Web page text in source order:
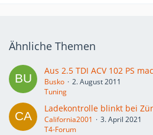
Ähnliche Themen
Aus 2.5 TDI ACV 102 PS
Busko
2. August 2011
Tuning
Ladekontrolle blinkt bei
California2001
3. April 2021
T4-Forum